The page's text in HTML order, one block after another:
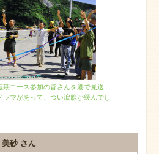
期コース参加の皆さんを港で見送
ラマがあって、つい涙腺が緩んでし
砂 さん